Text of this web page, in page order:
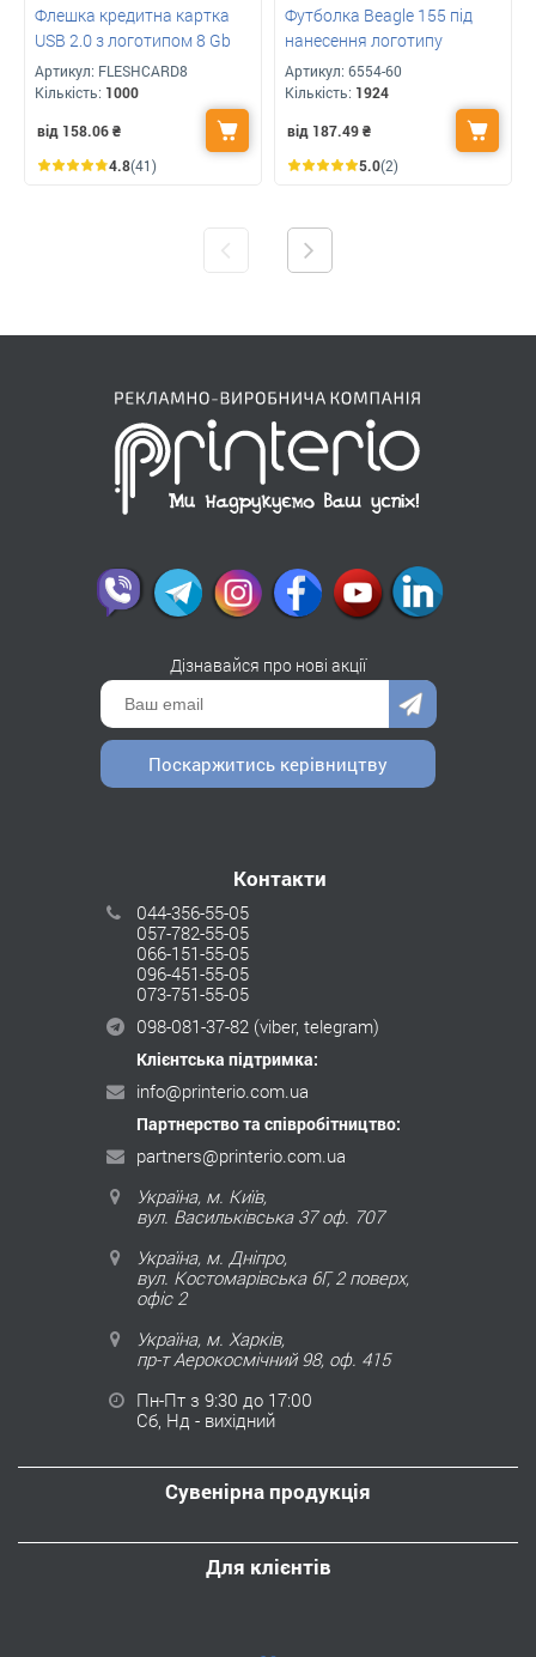
Флешка кредитна картка
USB 2.0 з логотипом 8 Gb
Артикул: FLESHCARD8
Кількість: 1000
від 158.06₴
4.8(41)
Футболка Beagle 155 під
нанесення логотипу
Артикул: 6554-60
Кількість: 1924
від 187.49₴
5.0(2)
Дізнавайся про нові акції
Поскаржитись керівництву
Контакти
044-356-55-05
057-782-55-05
066-151-55-05
096-451-55-05
073-751-55-05
098-081-37-82 (viber, telegram)
Клієнтська підтримка:
info@printerio.com.ua
Партнерство та співробітництво:
partners@printerio.com.ua
Україна, м. Київ,
вул. Васильківська 37 оф. 707
Україна, м. Дніпро,
вул. Костомарівська 6Г, 2 поверх,
офіс 2
Україна, м. Харків,
пр-т Аерокосмічний 98, оф. 415
Пн-Пт з 9:30 до 17:00
Сб, Нд - вихідний
Сувенірна продукція
Для клієнтів